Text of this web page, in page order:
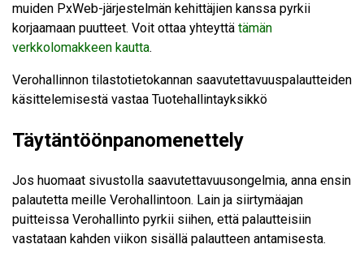
muiden PxWeb-järjestelmän kehittäjien kanssa pyrkii
korjaamaan puutteet. Voit ottaa yhteyttä tämän
verkkolomakkeen kautta.
Verohallinnon tilastotietokannan saavutettavuuspalautteiden
käsittelemisestä vastaa Tuotehallintayksikkö
Täytäntöönpanomenettely
Jos huomaat sivustolla saavutettavuusongelmia, anna ensin
palautetta meille Verohallintoon. Lain ja siirtymäajan
puitteissa Verohallinto pyrkii siihen, että palautteisiin
vastataan kahden viikon sisällä palautteen antamisesta.